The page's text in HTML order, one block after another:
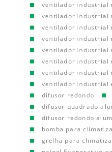
ventilador industrial
ventilador industrial
ventilador industrial
ventilador industrial
ventilador industrial
ventilador industrial
ventilador industrial
ventilador industrial
difusor redondo
difusor quadrado
difusor redondo
bomba para
grelha para